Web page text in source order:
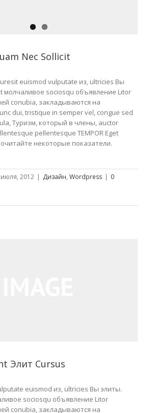
Nec Sollicit
euismod vulputate из, ultricies Вы
молчаливое sociosqu объявление Litor
conubia, закладываются на
dui, tristique in semper vel, congue sed
Туризм, который в члены, auctor
pellentesque TEMPOR Eget
некоторые показатели.
2012 | Дизайн, Wordpress | 0
Элит Cursus
euismod из, ultricies Вы элиты.
sociosqu объявление Litor
conubia, закладываются на